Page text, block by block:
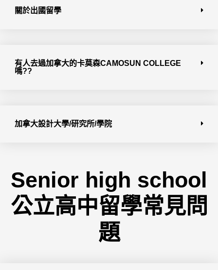
關於出國留學
有人去過加拿大的卡莫森CAMOSUN COLLEGE
嗎??
加拿大設計大學/研究所/學院
Senior high school
公立高中留學常見問
題